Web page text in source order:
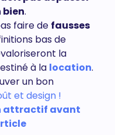
bien.
faire de fausses
bas de
la
à la location.
un bon
et design !
attractif avant